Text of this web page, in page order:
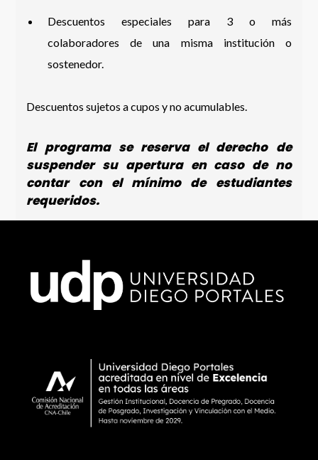
Descuentos especiales para 3 o más
colaboradores de una misma institución o
sostenedor.
Descuentos sujetos a cupos y no acumulables.
El programa se reserva el derecho de
suspender su apertura en caso de no
contar con el mínimo de estudiantes
requeridos.